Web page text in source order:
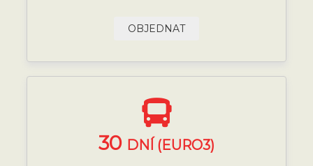
OBJEDNAT
30 DNÍ (EURO3)